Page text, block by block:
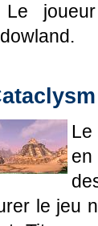
Le
en
le jeu